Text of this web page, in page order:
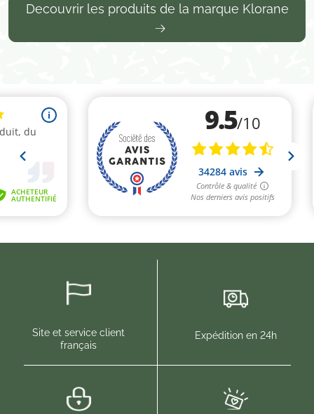
Decouvrir les produits de la marque Klorane
Site et service client
français
Expédition en 24h